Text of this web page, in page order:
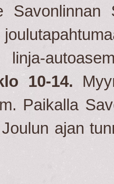
Savonlinnan
linja-
10-14.
Paikalla
Joulun ajan